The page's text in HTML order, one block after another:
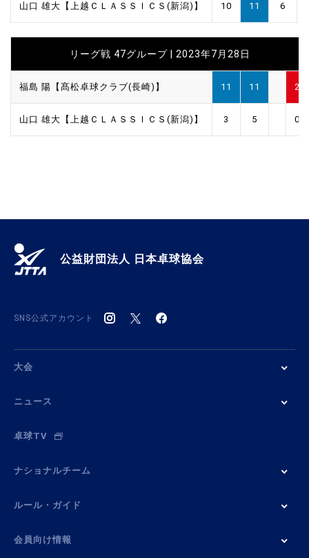
山口 雄大【上越ＣＬＡＳＳＩＣＳ(新潟)】 10 11 6
リーグ戦 47グループ | 2023年7月28日
福島 陽【髙松卓球クラブ(長崎)】 11 11 2
山口 雄大【上越ＣＬＡＳＳＩＣＳ(新潟)】 3 5 0
公益財団法人 日本卓球協会
SNS公式アカウント
大会
ニュース
卓球TV
ナショナルチーム
ルール・ガイド
会員向け情報